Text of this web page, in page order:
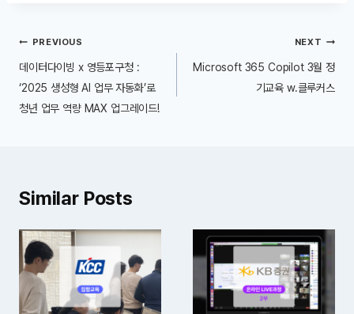
글
내
비
게
PREVIOUS
데이터다이빙 x 영등포구청 :
‘2025 생성형 AI 업무 자동화’로
청년 업무 역량 MAX 업그레이드!
NEXT
Microsoft 365 Copilot 3월 정
기교육 w.클루커스
Similar Posts